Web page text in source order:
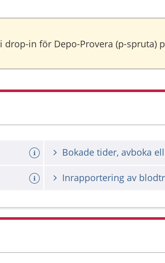
in för Depo-Provera (p-spruta)
Bokade tider, avboka